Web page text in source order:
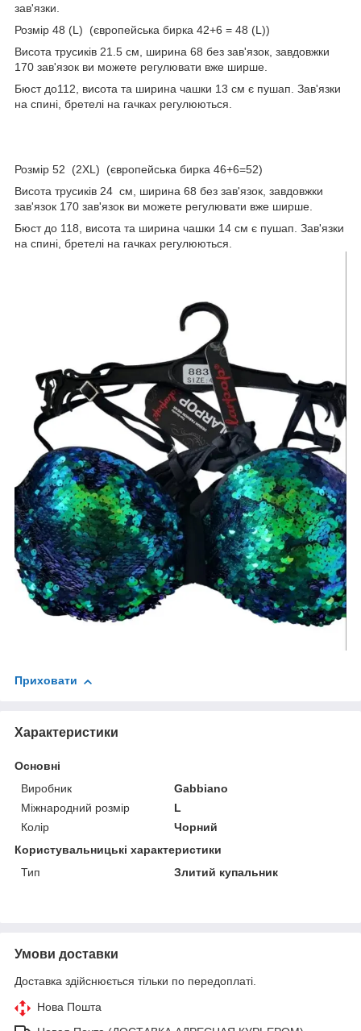
зав'язки.
Розмір 48 (L) (європейська бирка 42+6 = 48 (L))
Висота трусиків 21.5 см, ширина 68 без зав'язок, завдовжки
170 зав'язок ви можете регулювати вже ширше.
Бюст до112, висота та ширина чашки 13 см є пушап. Зав'язки
на спині, бретелі на гачках регулюються.
Розмір 52 (2ХL) (європейська бирка 46+6=52)
Висота трусиків 24 см, ширина 68 без зав'язок, завдовжки
зав'язок 170 зав'язок ви можете регулювати вже ширше.
Бюст до 118, висота та ширина чашки 14 см є пушап. Зав'язки
на спині, бретелі на гачках регулюються.
Приховати
Характеристики
Основні
Виробник
Gabbiano
Міжнародний розмір
L
Колір
Чорний
Користувальницькі характеристики
Тип
Злитий купальник
Умови доставки
Доставка здійснюється тільки по передоплаті.
Нова Пошта